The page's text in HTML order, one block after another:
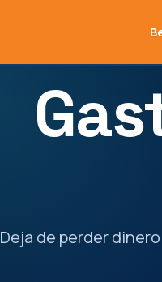
Deja de perder